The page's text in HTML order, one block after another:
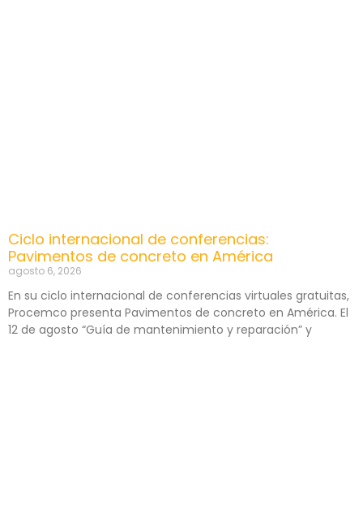
Ciclo internacional de conferencias:
Pavimentos de concreto en América
agosto 6, 2026
En su ciclo internacional de conferencias virtuales gratuitas,
Procemco presenta Pavimentos de concreto en América. El
12 de agosto “Guía de mantenimiento y reparación” y